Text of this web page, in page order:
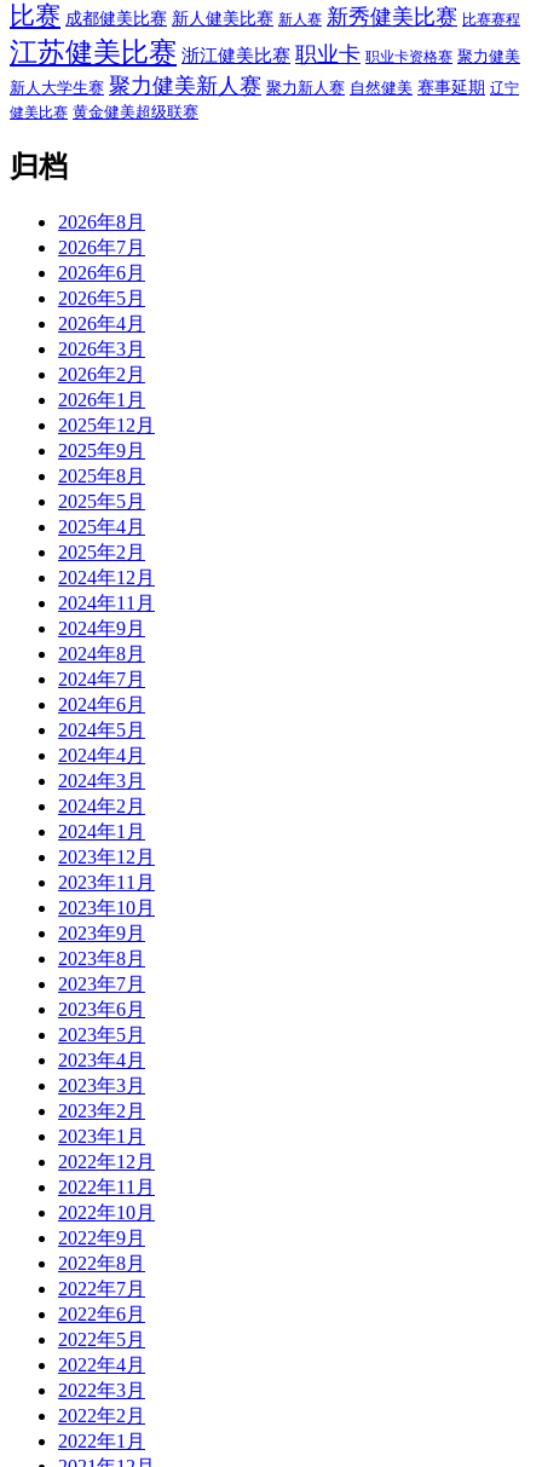
比赛 成都健美比赛 新人健美比赛 新人赛 新秀健美比赛 比赛赛程
江苏健美比赛 浙江健美比赛 职业卡 职业卡资格赛 聚力健美
新人大学生赛 聚力健美新人赛 聚力新人赛 自然健美 赛事延期 辽宁
健美比赛 黄金健美超级联赛
归档
2026年8月
2026年7月
2026年6月
2026年5月
2026年4月
2026年3月
2026年2月
2026年1月
2025年12月
2025年9月
2025年8月
2025年5月
2025年4月
2025年2月
2024年12月
2024年11月
2024年9月
2024年8月
2024年7月
2024年6月
2024年5月
2024年4月
2024年3月
2024年2月
2024年1月
2023年12月
2023年11月
2023年10月
2023年9月
2023年8月
2023年7月
2023年6月
2023年5月
2023年4月
2023年3月
2023年2月
2023年1月
2022年12月
2022年11月
2022年10月
2022年9月
2022年8月
2022年7月
2022年6月
2022年5月
2022年4月
2022年3月
2022年2月
2022年1月